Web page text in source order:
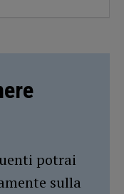
potrai
sulla